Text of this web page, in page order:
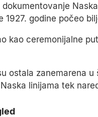
1927. godine počeo
kao ceremonijalne
ostala zanemarena
linijama tek